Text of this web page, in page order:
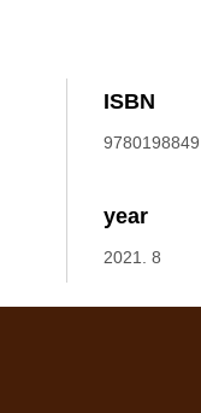
ISBN
year
2021. 8